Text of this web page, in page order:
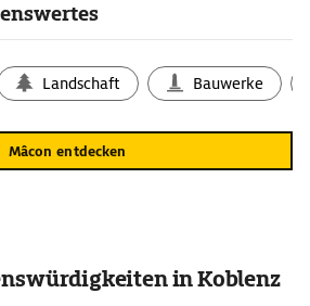
errichtet und ist mit zahlreichen
findet auch der Wochenmarkt statt
Altstadt bietet sich von der barocken
über die Saône in den Stadtteil St-
sind Holzvertäfelungen im Louis-
erhalten.
St-Vincent wurde 1869 die Totenmesse
Landschaft Bauwerke
Mâcon entdecken
in Koblenz